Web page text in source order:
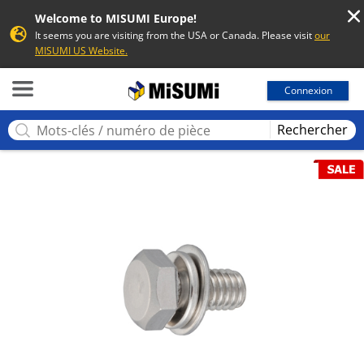
Welcome to MISUMI Europe!
It seems you are visiting from the USA or Canada. Please visitour
MISUMI US Website.
Connexion
Rechercher